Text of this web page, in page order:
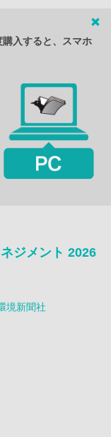
入すると、スマホ
ジメント 2026
境新聞社